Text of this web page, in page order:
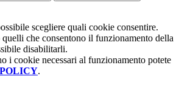
scegliere quali cookie consentire.
che consentono il funzionamento della
disabilitarli.
i cookie necessari al funzionamento potete
.